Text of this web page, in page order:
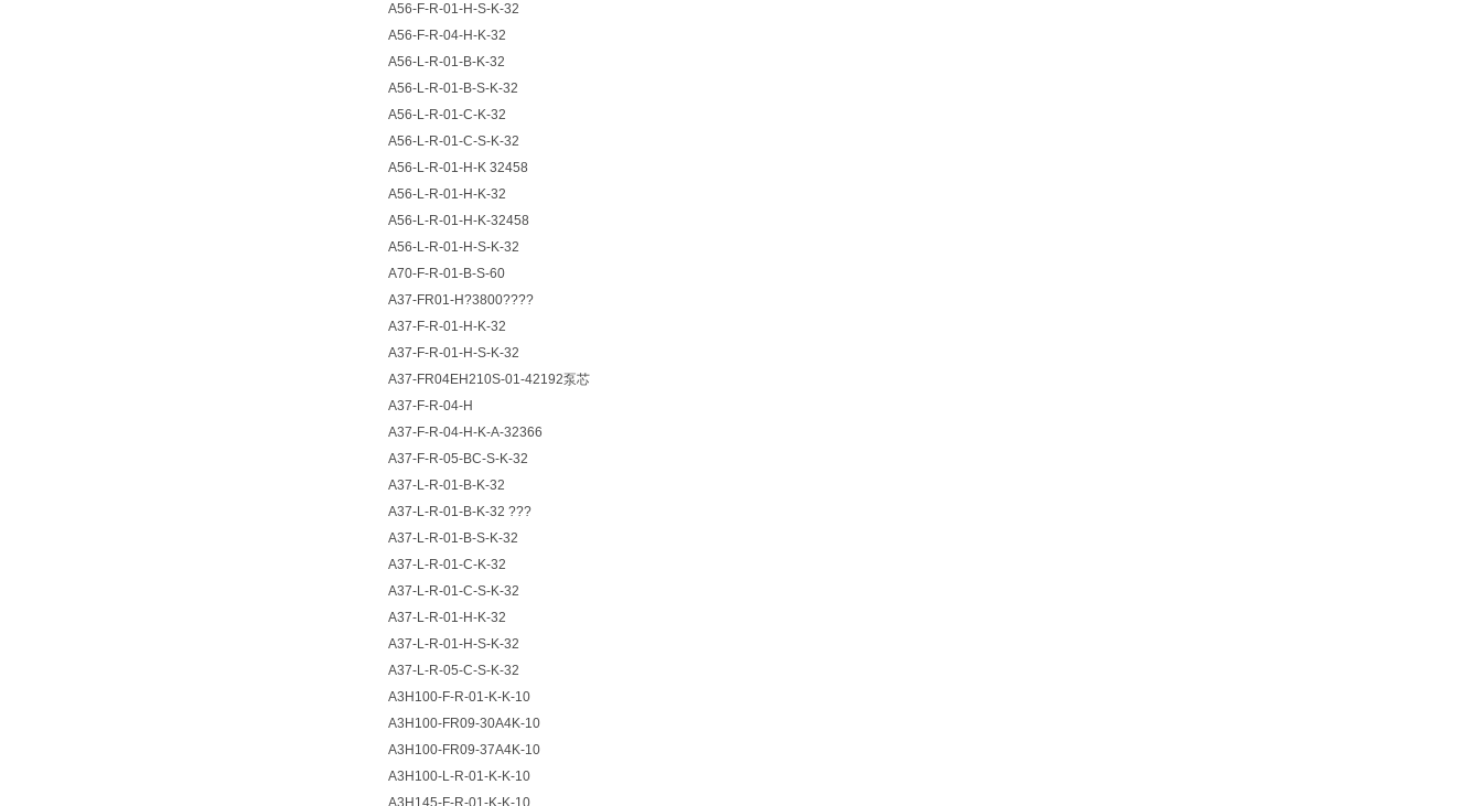
A56-F-R-01-H-S-K-32
A56-F-R-04-H-K-32
A56-L-R-01-B-K-32
A56-L-R-01-B-S-K-32
A56-L-R-01-C-K-32
A56-L-R-01-C-S-K-32
A56-L-R-01-H-K 32458
A56-L-R-01-H-K-32
A56-L-R-01-H-K-32458
A56-L-R-01-H-S-K-32
A70-F-R-01-B-S-60
A37-FR01-H?3800????
A37-F-R-01-H-K-32
A37-F-R-01-H-S-K-32
A37-FR04EH210S-01-42192泵芯
A37-F-R-04-H
A37-F-R-04-H-K-A-32366
A37-F-R-05-BC-S-K-32
A37-L-R-01-B-K-32
A37-L-R-01-B-K-32 ???
A37-L-R-01-B-S-K-32
A37-L-R-01-C-K-32
A37-L-R-01-C-S-K-32
A37-L-R-01-H-K-32
A37-L-R-01-H-S-K-32
A37-L-R-05-C-S-K-32
A3H100-F-R-01-K-K-10
A3H100-FR09-30A4K-10
A3H100-FR09-37A4K-10
A3H100-L-R-01-K-K-10
A3H145-F-R-01-K-K-10